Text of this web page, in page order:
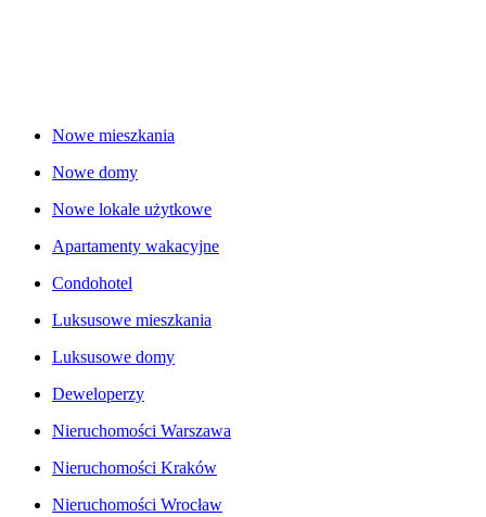
Nowe mieszkania
Nowe domy
Nowe lokale użytkowe
Apartamenty wakacyjne
Condohotel
Luksusowe mieszkania
Luksusowe domy
Deweloperzy
Nieruchomości Warszawa
Nieruchomości Kraków
Nieruchomości Wrocław